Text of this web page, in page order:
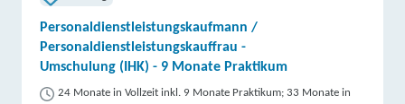
Personaldienstleistungskaufmann /
Personaldienstleistungskauffrau -
Umschulung (IHK) - 9 Monate Praktikum
24 Monate in Vollzeit inkl. 9 Monate Praktikum; 33 Monate in